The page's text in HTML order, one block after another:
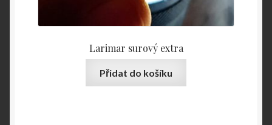
Larimar surový extra
Přidat do košíku